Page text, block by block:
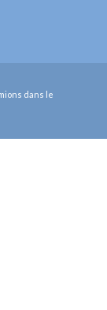
dans le